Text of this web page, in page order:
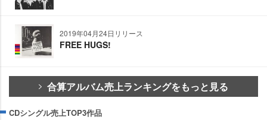
2019年04月24日リリース
FREE HUGS!
合算アルバム売上ランキングをもっと見る
CDシングル売上TOP3作品